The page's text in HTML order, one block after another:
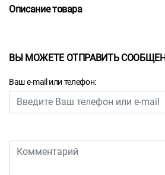
Описание товара
ВЫ МОЖЕТЕ ОТПРАВИТЬ
Ваш e-mail или телефон: